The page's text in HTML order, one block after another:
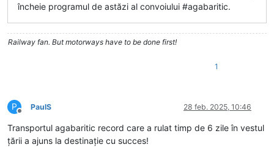
încheie programul de astăzi al convoiului #agabaritic.
Railway fan. But motorways have to be done first!
1
P
Deconectat
PaulS 28 feb. 2025, 10:46
Transportul agabaritic record care a rulat timp de 6 zile în vestul
țării a ajuns la destinație cu succes!